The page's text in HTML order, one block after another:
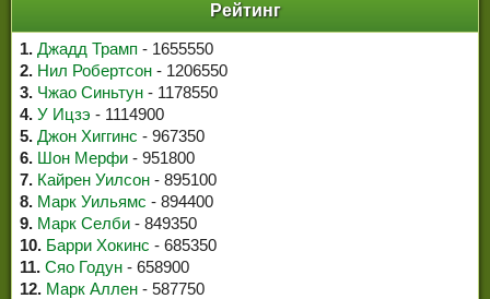
Рейтинг
1. Джадд Трамп - 1655550
2. Нил Робертсон - 1206550
3. Чжао Синьтун - 1178550
4. У Ицзэ - 1114900
5. Джон Хиггинс - 967350
6. Шон Мерфи - 951800
7. Кайрен Уилсон - 895100
8. Марк Уильямс - 894400
9. Марк Селби - 849350
10. Барри Хокинс - 685350
11. Сяо Годун - 658900
12. Марк Аллен - 587750